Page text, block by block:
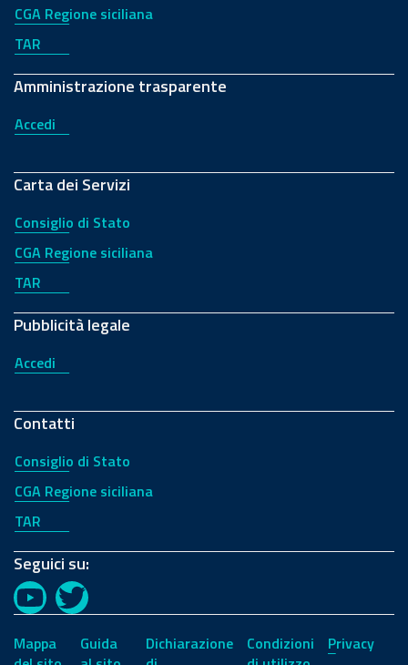
CGA Regione siciliana
TAR
Amministrazione trasparente
Accedi
Carta dei Servizi
Consiglio di Stato
CGA Regione siciliana
TAR
Pubblicità legale
Accedi
Contatti
Consiglio di Stato
CGA Regione siciliana
TAR
Seguici su:
YouTubeTwitter
Mappa
Guida
Dichiarazione
Condizioni
Privacy